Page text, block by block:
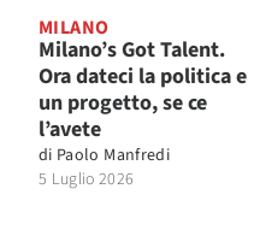
MILANO
Milano’s Got Talent.
Ora dateci la politica e
un progetto, se ce
l’avete
di Paolo Manfredi
5 Luglio 2026